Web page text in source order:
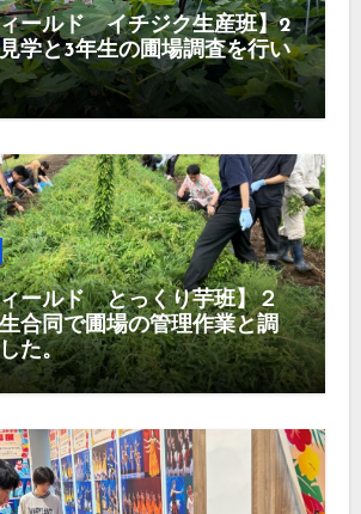
ールド イチジク生産班】2
学と3年生の圃場調査を行い
ールド とっくり芋班】２
合同で圃場の管理作業と調
た。